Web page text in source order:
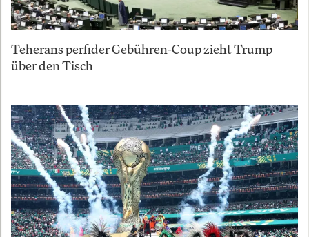
Teherans perfider Gebühren-Coup zieht Trump
über den Tisch